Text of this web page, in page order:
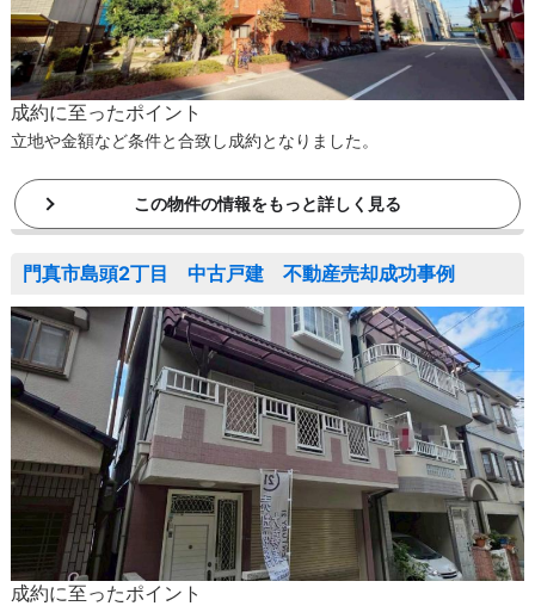
成約に至ったポイント
立地や金額など条件と合致し成約となりました。
この物件の情報をもっと詳しく見る
門真市島頭2丁目 中古戸建 不動産売却成功事例
成約に至ったポイント